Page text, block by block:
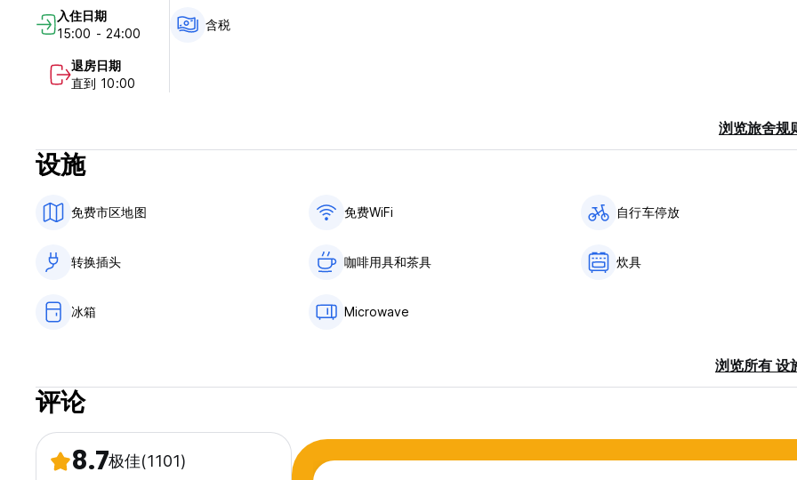
不含早餐
含税 (Auto-translated from original language)
入住日期
15:00 - 24:00
退房日期
直到 10:00
含税
浏览旅舍规
设施
免费市区地图 免费WiFi 自行车停放
转换插头 咖啡用具和茶具 炊具
冰箱 Microwave
浏览所有 设
评论
8.7极佳(1101)